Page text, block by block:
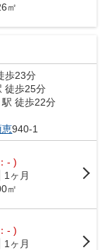
㎡
歩23分
徒歩25分
駅 徒歩22分
恵940-1
- )
1ヶ月
㎡
- )
1ヶ月